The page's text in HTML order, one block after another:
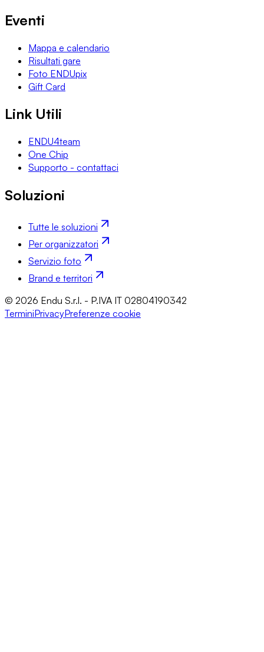
Eventi
Mappa e calendario
Risultati gare
Foto ENDUpix
Gift Card
Link Utili
ENDU4team
One Chip
Supporto - contattaci
Soluzioni
Tutte le soluzioni
Per organizzatori
Servizio foto
Brand e territori
© 2026 Endu S.r.l. - P.IVA IT 02804190342
TerminiPrivacyPreferenze cookie